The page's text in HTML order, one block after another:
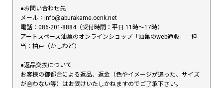
●お問い合わせ先
メール：info@aburakame.ocnk.net
電話：086-201-8884（受付時間：平日 11時〜17時）
アートスペース油亀のオンラインショップ「油亀のweb通販」 担
当：柏戸（かしわど）
●返品交換について
お客様の御都合による返品、返金（色やイメージが違った、サイズ
が合わない等）はお受けいたしかねますのでご了承下さい。